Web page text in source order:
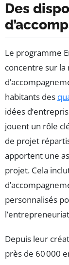
Des
Le programme
concentre sur la
habitants des
idées
jouent un rôle
de projet
apportent une
projet. Cela
personnalisés
Depuis leur
près de 60 000